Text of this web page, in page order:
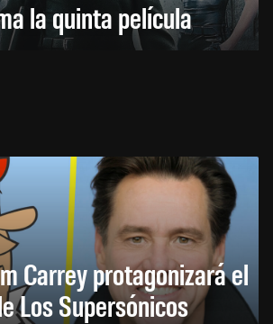
la quinta película
Carrey protagonizará el
Los Supersónicos